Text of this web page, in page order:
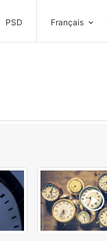
PSD Français